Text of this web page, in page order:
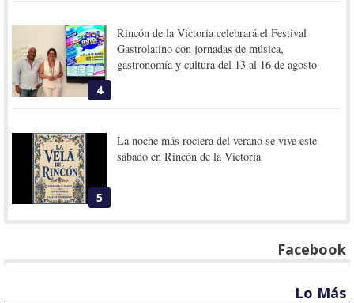
4
Rincón de la Victoria celebrará el Festival
Gastrolatino con jornadas de música,
gastronomía y cultura del 13 al 16 de agosto
5
La noche más rociera del verano se vive este
sábado en Rincón de la Victoria
Facebook
Lo Más